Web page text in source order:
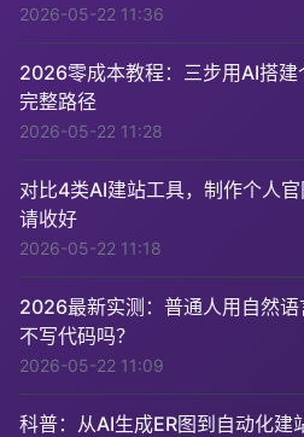
2026-05-22 11:36
2026零成本教程：三步用AI搭
完整路径
2026-05-22 11:28
对比4类AI建站工具，制作个人
请收好
2026-05-22 11:18
2026最新实测：普通人用自然
不写代码吗？
2026-05-22 11:09
科普：从AI生成ER图到自动化建